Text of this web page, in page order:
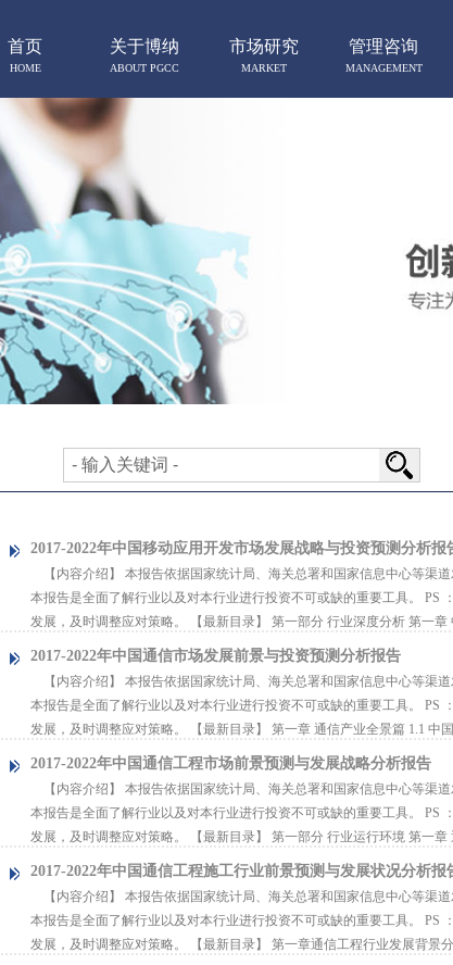
首页
HOME
关于博纳
ABOUT PGCC
市场研究
MARKET
管理咨询
MANAGEMENT
2017-2022年中国移动应用开发市场发展战略与投资预测分析报
【内容介绍】 本报告依据国家统计局、海关总署和国家信息中心等渠
本报告是全面了解行业以及对本行业进行投资不可或缺的重要工具。 PS
发展，及时调整应对策略。 【最新目录】 第一部分 行业深度分析 第一章
2017-2022年中国通信市场发展前景与投资预测分析报告
【内容介绍】 本报告依据国家统计局、海关总署和国家信息中心等渠
本报告是全面了解行业以及对本行业进行投资不可或缺的重要工具。 PS
发展，及时调整应对策略。 【最新目录】 第一章 通信产业全景篇 1.1 中
2017-2022年中国通信工程市场前景预测与发展战略分析报告
【内容介绍】 本报告依据国家统计局、海关总署和国家信息中心等渠
本报告是全面了解行业以及对本行业进行投资不可或缺的重要工具。 PS
发展，及时调整应对策略。 【最新目录】 第一部分 行业运行环境 第一章
2017-2022年中国通信工程施工行业前景预测与发展状况分析报
【内容介绍】 本报告依据国家统计局、海关总署和国家信息中心等渠
本报告是全面了解行业以及对本行业进行投资不可或缺的重要工具。 PS
发展，及时调整应对策略。 【最新目录】 第一章通信工程行业发展背景